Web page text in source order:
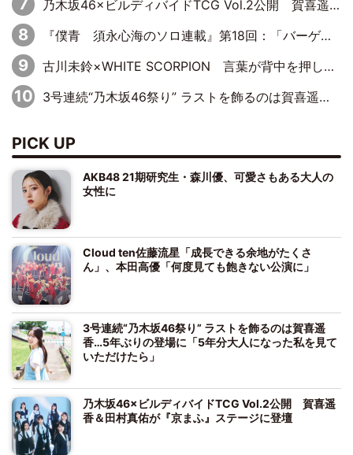
乃木坂46×ビルディバイドTCG Vol.2公開 賀喜遥香＆田村真佑が『京まふ』ステージに登壇
『僕青 須永心海のソロ連載』第18回：「バーゲンセールハンターみうな inしまむら」編
古川未鈴×WHITE SCORPION 言葉が背中を押した“それぞれの決意”
3号連続“乃木坂46祭り” ラストを飾るのは賀喜遥香…5年ぶりの登場に「5年分大人になった私を見ていただけたら」
PICK UP
AKB48 21期研究生・森川優、可愛さもある大人の
女性に
Cloud ten佐藤流星「成長できる余地がたくさ
ん」、本田高優「何度見ても飽きない公演に」
3号連続“乃木坂46祭り” ラストを飾るのは賀喜遥
香…5年ぶりの登場に「5年分大人になった私を見て
いただけたら」
乃木坂46×ビルディバイドTCG Vol.2公開 賀喜遥
香＆田村真佑が『京まふ』ステージに登壇